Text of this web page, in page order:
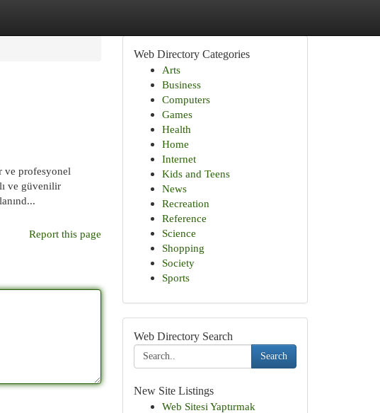
ve profesyonel
ve güvenilir
Report this page
Web Directory Categories
Arts
Business
Computers
Games
Health
Home
Internet
Kids and Teens
News
Recreation
Reference
Science
Shopping
Society
Sports
Web Directory Search
Search
New Site Listings
Web Sitesi Yaptırmak